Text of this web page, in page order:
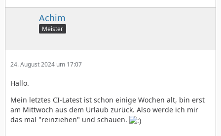
Achim
Meister
24. August 2024 um 17:07
Hallo.
Mein letztes CI-Latest ist schon einige Wochen alt, bin erst
am Mittwoch aus dem Urlaub zurück. Also werde ich mir
das mal "reinziehen" und schauen.